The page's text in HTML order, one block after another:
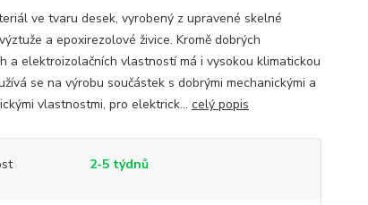
ve tvaru desek, vyrobený z upravené skelné
a epoxirezolové živice. Kromě dobrých
a elektroizolačních vlastností má i vysokou klimatickou
se na výrobu součástek s dobrými mechanickými a
vlastnostmi, pro elektrick... celý popis
2-5 týdnů